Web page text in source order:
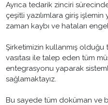
Ayrıca tedarik zinciri
çeşitli yazılımlara giriş işlemin
zaman kaybı ve hataları
Şirketimizin kullanmış olduğu
vasıtası ile talep eden tüm
entegrasyonu yaparak
sağlamaktayız.
Bu sayede tüm doküman ve